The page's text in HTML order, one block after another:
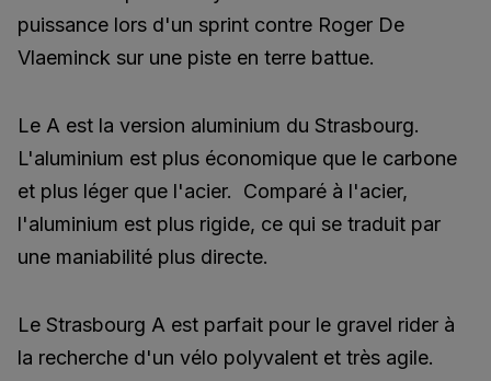
puissance lors d'un sprint contre Roger De
Vlaeminck sur une piste en terre battue.
Le A est la version aluminium du Strasbourg.
L'aluminium est plus économique que le carbone
et plus léger que l'acier. Comparé à l'acier,
l'aluminium est plus rigide, ce qui se traduit par
une maniabilité plus directe.
Le Strasbourg A est parfait pour le gravel rider à
la recherche d'un vélo polyvalent et très agile.